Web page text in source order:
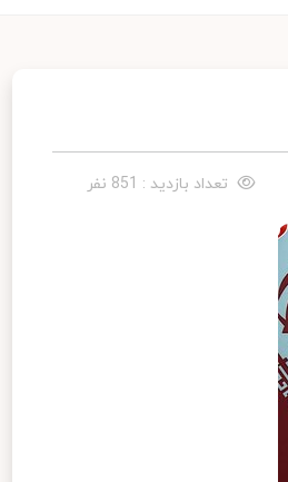
تعداد بازدید : 851 نفر